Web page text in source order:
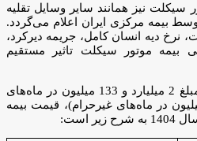
سیکلت نیز همانند سایر وسایل تقلیه
بیمه مرکزی ایران اعلام می‌گردد.
دیه انسان کامل، جریمه دیرکرد،
موتور سیکلت تاثیر مستقیم
باتوجه به نرخ دیه سال 1404 (مبلغ 2 میلیارد و 133 میلیون در ماه‌های
و مبلغ 1 میلیارد و 600 میلیون در ماه‌های غیرحرام)، قیمت بیمه
است: